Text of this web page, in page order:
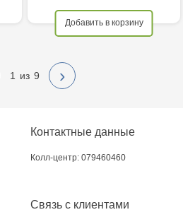
Добавить в корзину
1 9 ›
Связь с клиентами
Контактные данные
Колл-центр: 079460460